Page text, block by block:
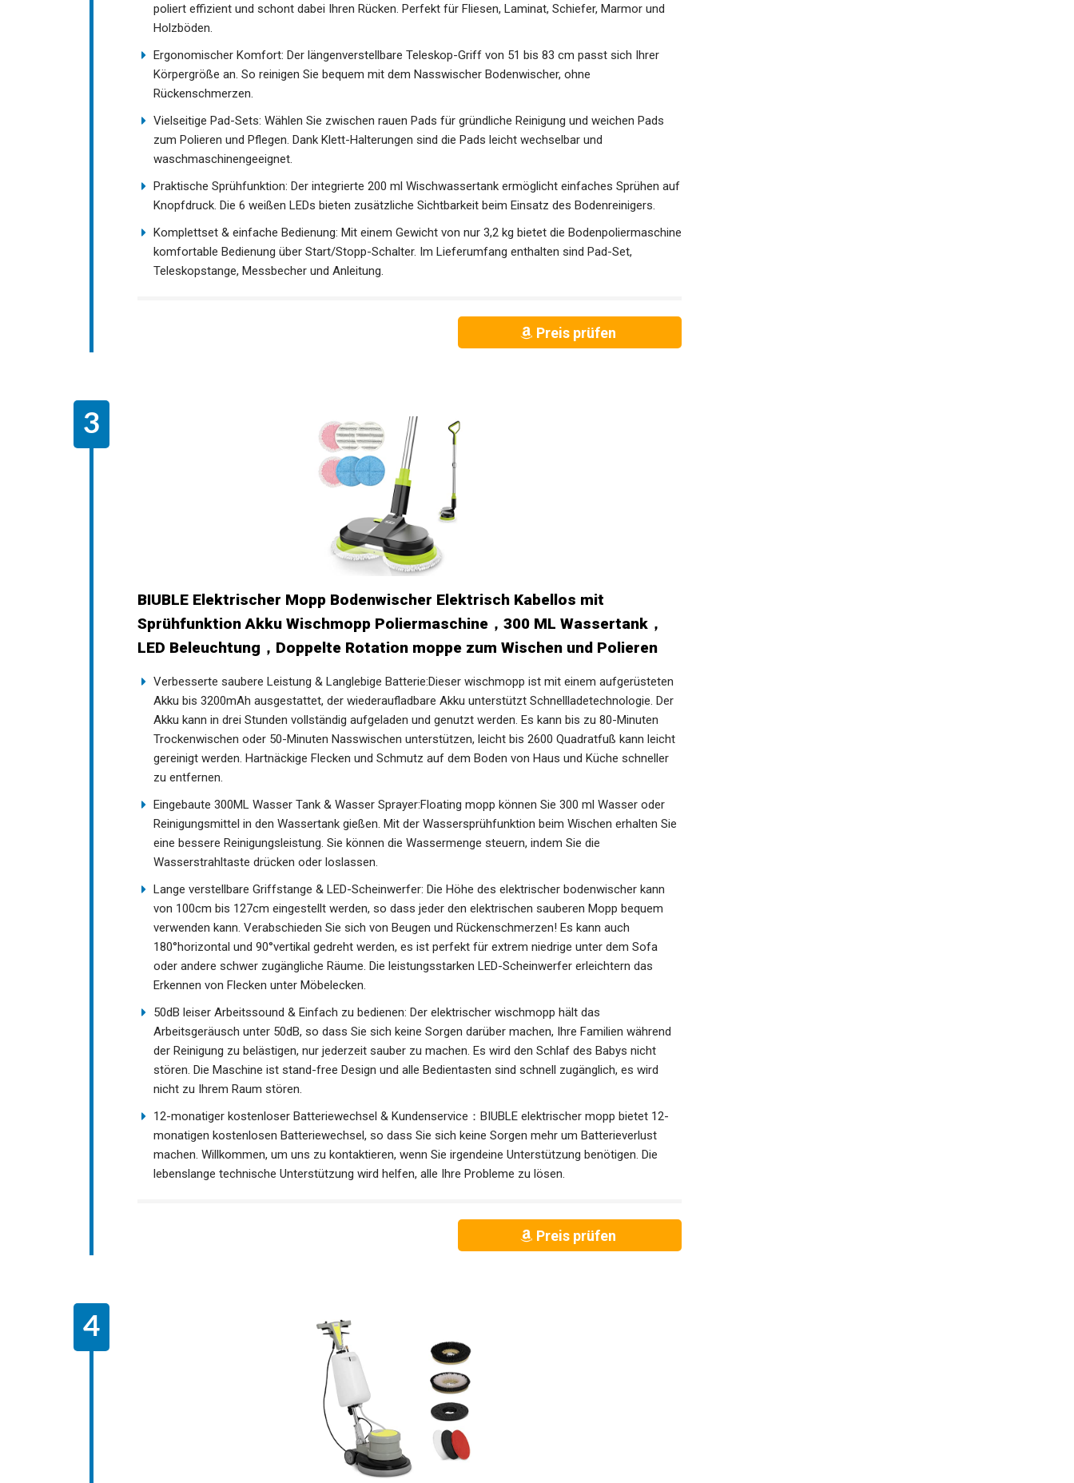
poliert effizient und schont dabei Ihren Rücken. Perfekt für Fliesen, Laminat, Schiefer, Marmor und
Holzböden.
Ergonomischer Komfort: Der längenverstellbare Teleskop-Griff von 51 bis 83 cm passt sich Ihrer
Körpergröße an. So reinigen Sie bequem mit dem Nasswischer Bodenwischer, ohne
Rückenschmerzen.
Vielseitige Pad-Sets: Wählen Sie zwischen rauen Pads für gründliche Reinigung und weichen Pads
zum Polieren und Pflegen. Dank Klett-Halterungen sind die Pads leicht wechselbar und
waschmaschinengeeignet.
Praktische Sprühfunktion: Der integrierte 200 ml Wischwassertank ermöglicht einfaches Sprühen auf
Knopfdruck. Die 6 weißen LEDs bieten zusätzliche Sichtbarkeit beim Einsatz des Bodenreinigers.
Komplettset & einfache Bedienung: Mit einem Gewicht von nur 3,2 kg bietet die Bodenpoliermaschine
komfortable Bedienung über Start/Stopp-Schalter. Im Lieferumfang enthalten sind Pad-Set,
Teleskopstange, Messbecher und Anleitung.
Preis prüfen
BIUBLE Elektrischer Mopp Bodenwischer Elektrisch Kabellos mit
Sprühfunktion Akku Wischmopp Poliermaschine，300 ML Wassertank，
LED Beleuchtung，Doppelte Rotation moppe zum Wischen und Polieren
Verbesserte saubere Leistung & Langlebige Batterie:Dieser wischmopp ist mit einem aufgerüsteten
Akku bis 3200mAh ausgestattet, der wiederaufladbare Akku unterstützt Schnellladetechnologie. Der
Akku kann in drei Stunden vollständig aufgeladen und genutzt werden. Es kann bis zu 80-Minuten
Trockenwischen oder 50-Minuten Nasswischen unterstützen, leicht bis 2600 Quadratfuß kann leicht
gereinigt werden. Hartnäckige Flecken und Schmutz auf dem Boden von Haus und Küche schneller
zu entfernen.
Eingebaute 300ML Wasser Tank & Wasser Sprayer:Floating mopp können Sie 300 ml Wasser oder
Reinigungsmittel in den Wassertank gießen. Mit der Wassersprühfunktion beim Wischen erhalten Sie
eine bessere Reinigungsleistung. Sie können die Wassermenge steuern, indem Sie die
Wasserstrahltaste drücken oder loslassen.
Lange verstellbare Griffstange & LED-Scheinwerfer: Die Höhe des elektrischer bodenwischer kann
von 100cm bis 127cm eingestellt werden, so dass jeder den elektrischen sauberen Mopp bequem
verwenden kann. Verabschieden Sie sich von Beugen und Rückenschmerzen! Es kann auch
180°horizontal und 90°vertikal gedreht werden, es ist perfekt für extrem niedrige unter dem Sofa
oder andere schwer zugängliche Räume. Die leistungsstarken LED-Scheinwerfer erleichtern das
Erkennen von Flecken unter Möbelecken.
50dB leiser Arbeitssound & Einfach zu bedienen: Der elektrischer wischmopp hält das
Arbeitsgeräusch unter 50dB, so dass Sie sich keine Sorgen darüber machen, Ihre Familien während
der Reinigung zu belästigen, nur jederzeit sauber zu machen. Es wird den Schlaf des Babys nicht
stören. Die Maschine ist stand-free Design und alle Bedientasten sind schnell zugänglich, es wird
nicht zu Ihrem Raum stören.
12-monatiger kostenloser Batteriewechsel & Kundenservice：BIUBLE elektrischer mopp bietet 12-
monatigen kostenlosen Batteriewechsel, so dass Sie sich keine Sorgen mehr um Batterieverlust
machen. Willkommen, um uns zu kontaktieren, wenn Sie irgendeine Unterstützung benötigen. Die
lebenslange technische Unterstützung wird helfen, alle Ihre Probleme zu lösen.
Preis prüfen